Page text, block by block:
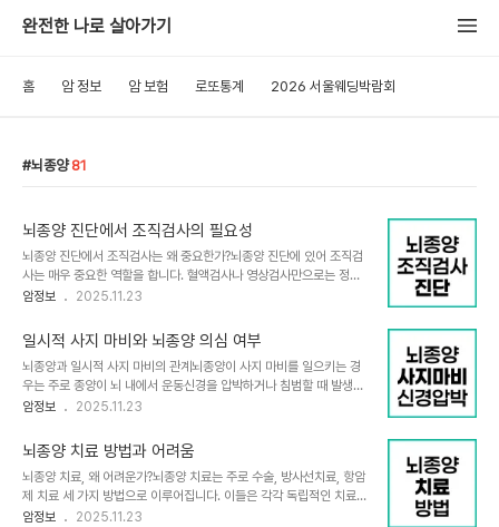
완전한 나로 살아가기
홈 암 정보 암 보험 로또통계 2026 서울웨딩박람회
뇌종양 81
뇌종양 진단에서 조직검사의 필요성
뇌종양 진단에서 조직검사는 왜 중요한가?뇌종양 진단에 있어 조직검
사는 매우 중요한 역할을 합니다. 혈액검사나 영상검사만으로는 정확
한 종양의 종류와 특성을 알기 어려워 대부분의 경우 뇌조직 검사를 통
환처럼 혈액검사와 피부 표지로 어느 정도 구분 가능한 예외를 제외하
면, 뇌종양의 정확한 진단과 치료 계획을 위해서는 조직검사가 원칙입
니다.조직검사의 기본 원리와 방법뇌종양의 조직검사는 주로 뇌정위
적 생검 방식을 통해 시행됩니다. 이 방법은 국소마취 하에 머리에 틀
을 고정하고 CT 또는 MRI를 이용해 종양 위치를 정밀하게 파악한 후,
차입니다. 채취된 조직은 병리과에서 세포의 성..
암정보 2025.11.23
일시적 사지 마비와 뇌종양 의심 여부
뇌종양과 일시적 사지 마비의 관계뇌종양이 사지 마비를 일으키는 경
우는 주로 종양이 뇌 내에서 운동신경을 압박하거나 침범할 때 발생합
니다. 이때 마비 증상은 갑자기 나타날 수도 있고, 일시적으로 마비가
에 미치는 압박 강도가 변하거나 종양부위의 염증 반응 등에 따라 달라
지는 경우가 많습니다.하지만 일시적인 사지 마비가 항상 뇌종양 때문
인 것은 아닙니다. 전해질 불균형에 의한 근육 경련이나, 감정적 과호
흡으로 인한 혈중 이산화탄소 농도 변화로 발생하는 과호흡 증후군도
유사한 증상을 일으킬 수 있습니다. 때문에 일반인이 단순히 사지 마비
암정보 2025.11.23
뇌종양 치료 방법과 어려움
뇌종양 치료, 왜 어려운가?뇌종양 치료는 주로 수술, 방사선치료, 항암
제 치료 세 가지 방법으로 이루어집니다. 이들은 각각 독립적인 치료가
아니라 상호 보완적으로 작용하여 환자에게 맞춤 치료를 제공합니다.
암정보 2025.11.23